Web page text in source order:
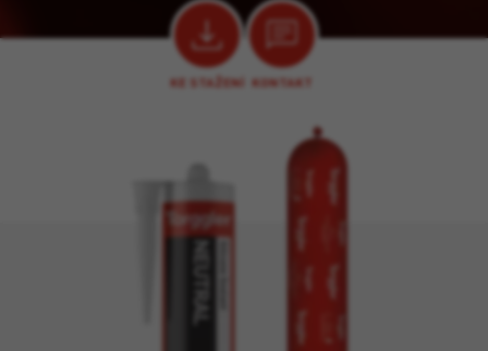
KE STAŽENÍ KONTAKT